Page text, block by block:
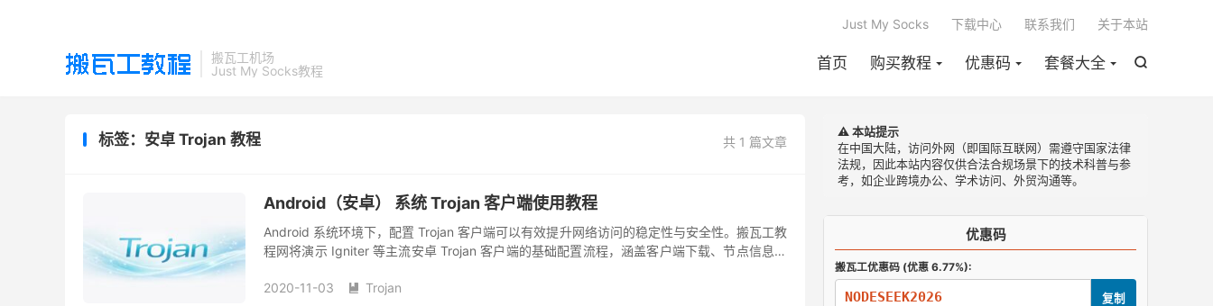
搬瓦工机场
Just My Socks教程

首页 购买教程 优惠码 套餐大全
Just My Socks 下载中心 联系我们 关于本站
共 1 篇文章
标签：安卓 Trojan 教程
Android（安卓） 系统 Trojan 客户端使用教程
Android 系统环境下，配置 Trojan 客户端可以有效提升网络访问的稳定性与安全性。搬瓦工教
程网将演示 Igniter 等主流安卓 Trojan 客户端的基础配置流程，涵盖客户端下载、节点信息填
2020-11-03
 Trojan
⚠️ 本站提示
在中国大陆，访问外网（即国际互联网）需遵守国家法律
法规，因此本站内容仅供合法合规场景下的技术科普与参
考，如企业跨境办公、学术访问、外贸沟通等。
优惠码
搬瓦工优惠码 (优惠 6.77%):
NODESEEK2026 复制